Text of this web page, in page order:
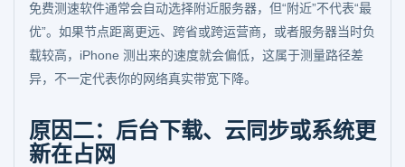
免费测速软件通常会自动选择附近服务器，但“附近”不代表“最
优”。如果节点距离更远、跨省或跨运营商，或者服务器当时负
载较高，iPhone 测出来的速度就会偏低，这属于测量路径差
异，不一定代表你的网络真实带宽下降。
原因二：后台下载、云同步或系统更
新在占网